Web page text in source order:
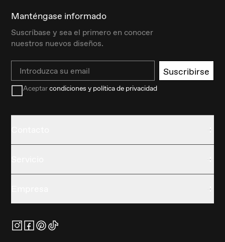
Manténgase informado
Suscríbase y sea el primero en conocer
nuestros nuevos diseños.
Email Suscribirse
Aceptarcondiciones y política de privacidad